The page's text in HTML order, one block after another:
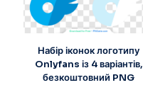
Набір іконок логотипу
Onlyfans із 4 варіантів,
безкоштовний PNG